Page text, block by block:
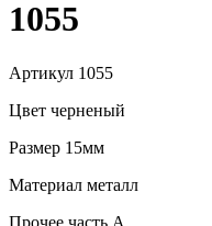
1055
Артикул 1055
Цвет черненый
Размер 15мм
Материал металл
Прочее часть A